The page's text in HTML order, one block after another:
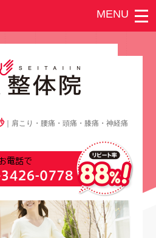
｜肩こり・腰痛・頭痛・膝痛・神経痛